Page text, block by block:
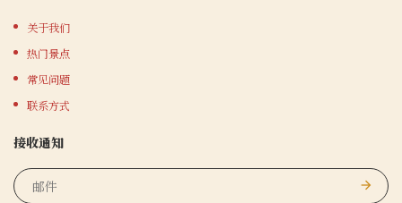
关于我们
热门景点
常见问题
联系方式
接收通知